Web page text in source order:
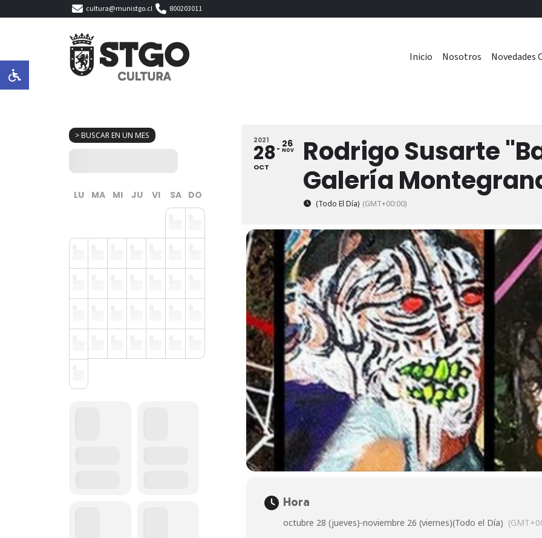
cultura@munistgo.cl 800203011
Inicio Nosotros Novedades
> BUSCAR EN UN MES
LU MA MI JU VI SA DO
2021
28
OCT
26
NOV
Rodrigo Susarte
Galería
(Todo El Día) (GMT+00:00)
Hora
octubre 28 (jueves)-noviembre 26 (viernes)(Todo el Día)